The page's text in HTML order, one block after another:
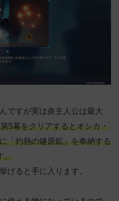
ですが実は炎主人公は最大
第5幕をクリアするとオシカ・
「灼熱の燧原鉱」を奉納する
。
げると手に入ります。